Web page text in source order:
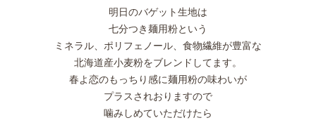
明日のバゲット生地は
七分つき麺用粉という
ミネラル、ポリフェノール、食物繊維が豊富な
北海道産小麦粉をブレンドしてます。
春よ恋のもっちり感に麺用粉の味わいが
プラスされおりますので
噛みしめていただけたら